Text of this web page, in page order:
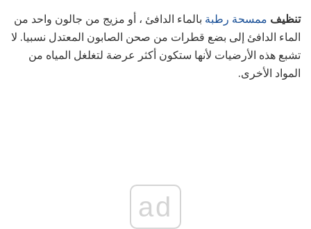
تنظيف ممسحة رطبة بالماء الدافئ ، أو مزيج من جالون واحد من
الماء الدافئ إلى بضع قطرات من صحن الصابون المعتدل نسبيا. لا
تشبع هذه الأرضيات لأنها ستكون أكثر عرضة لتغلغل المياه من
المواد الأخرى.
ad